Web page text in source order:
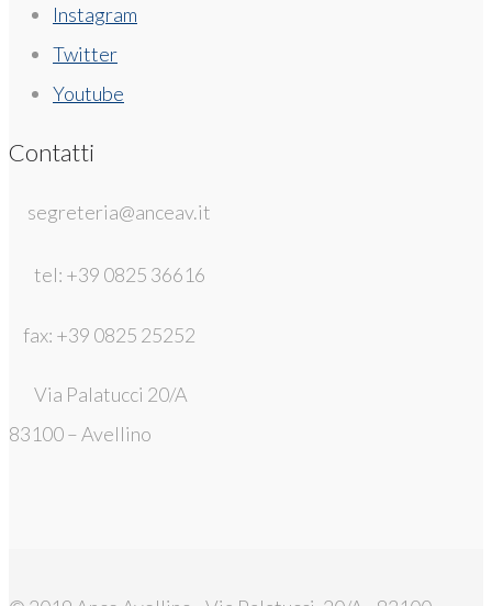
Instagram
Twitter
Youtube
Contatti
segreteria@anceav.it
tel: +39 0825 36616
fax: +39 0825 25252
Via Palatucci 20/A
83100 – Avellino